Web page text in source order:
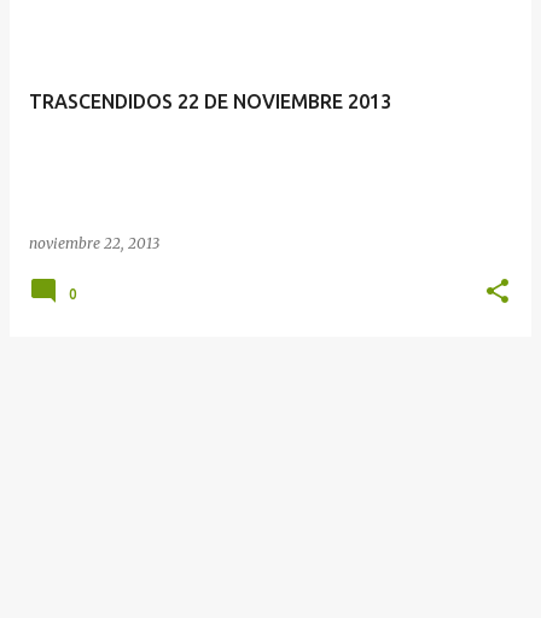
TRASCENDID​OS 22 DE NOVIEMBRE 2013
noviembre 22, 2013
0